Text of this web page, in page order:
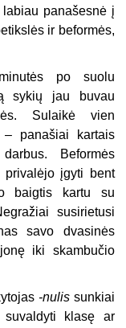
panašesnė į
ir beformės,
po suolu
sykių jau buvau
Sulaikė vien
panašiai kartais
Beformės
privalėjo įgyti bent
baigtis kartu su
susirietusi
savo dvasinės
iki skambučio
-nulissunkiai
klasę ar